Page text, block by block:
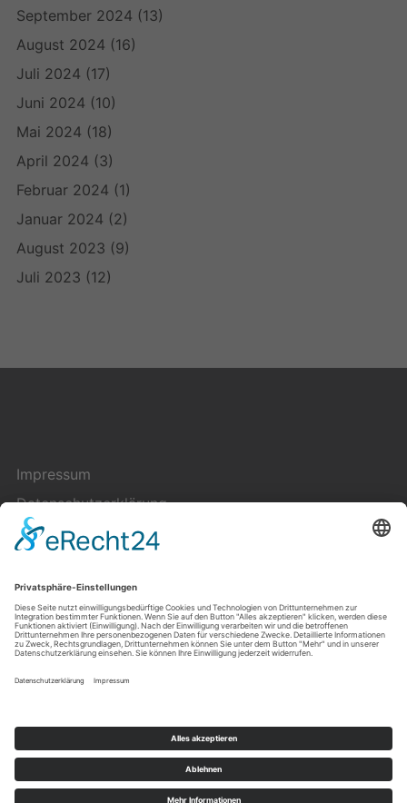
September 2024 (13)
August 2024 (16)
Juli 2024 (17)
Juni 2024 (10)
Mai 2024 (18)
April 2024 (3)
Februar 2024 (1)
Januar 2024 (2)
August 2023 (9)
Juli 2023 (12)
Impressum
Datenschutzerklärung
Cookie-Einstellungen
Über uns
Copyright © 2023 — Pluriversum